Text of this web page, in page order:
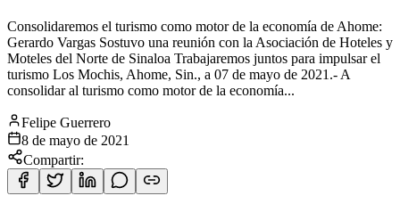
Consolidaremos el turismo como motor de la economía de Ahome:
Gerardo Vargas Sostuvo una reunión con la Asociación de Hoteles y
Moteles del Norte de Sinaloa Trabajaremos juntos para impulsar el
turismo Los Mochis, Ahome, Sin., a 07 de mayo de 2021.- A
consolidar al turismo como motor de la economía...
Felipe Guerrero
8 de mayo de 2021
Compartir: